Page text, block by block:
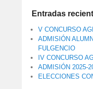
Entradas
V CONCURSO
ADMISIÓN
FULGENCIO
IV CONCURSO
ADMISIÓN 2025-
ELECCIONES